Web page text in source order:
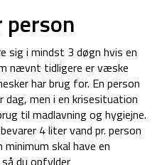
sig i mindst 3 døgn hvis en
nævnt tidligere er væske
har brug for. En person
dag, men i en krisesituation
til madlavning og hygiejne.
4 liter vand pr. person
skal have en
du opfylder